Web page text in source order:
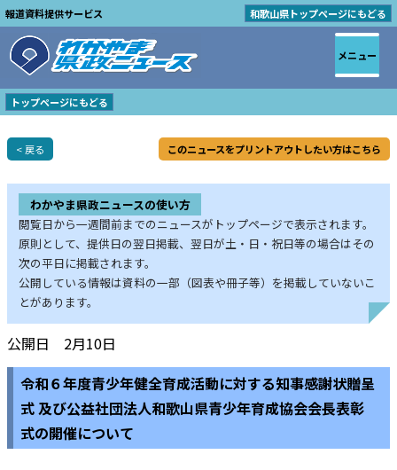
報道資料提供サービス 和歌山県トップページにもどる
トップページにもどる
< 戻る このニュースをプリントアウトしたい方はこちら
わかやま県政ニュースの使い方
閲覧日から一週間前までのニュースがトップページで表示されます。
原則として、提供日の翌日掲載、翌日が土・日・祝日等の場合はその
次の平日に掲載されます。
公開している情報は資料の一部（図表や冊子等）を掲載していないこ
とがあります。
公開日 2月10日
令和６年度青少年健全育成活動に対する知事感謝状贈呈
式 及び公益社団法人和歌山県青少年育成協会会長表彰
式の開催について
メニュー